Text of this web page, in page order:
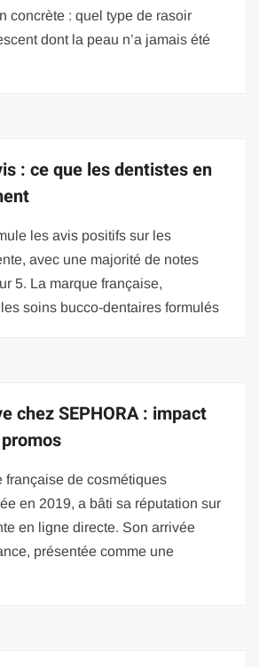
concrète : quel type de rasoir
dont la peau n’a jamais été
: ce que les dentistes en
les avis positifs sur les
avec une majorité de notes
5. La marque française,
soins bucco-dentaires formulés
chez SEPHORA : impact
française de cosmétiques
en 2019, a bâti sa réputation sur
en ligne directe. Son arrivée
présentée comme une